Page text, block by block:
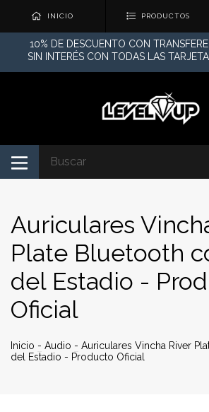
INICIO PRODUCTOS
10% DE DESCUENTO CON
SIN INTERÉS CON TODAS LAS
Auriculares
Plate Bluetooth
del Estadio -
Oficial
Inicio - Audio - Auriculares Vincha River
del Estadio - Producto Oficial